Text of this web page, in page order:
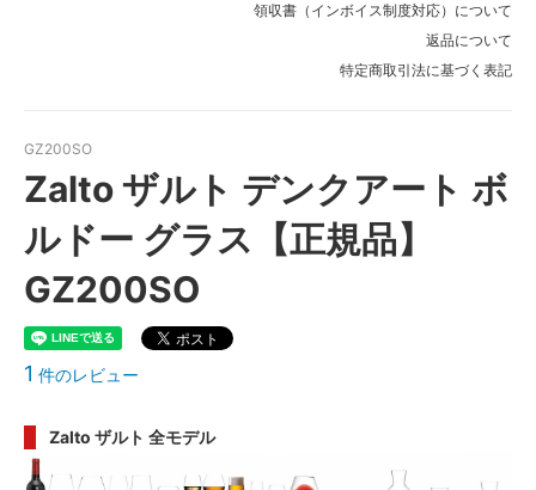
領収書（インボイス制度対応）について
返品について
特定商取引法に基づく表記
GZ200SO
Zalto ザルト デンクアート ボ
ルドー グラス【正規品】
GZ200SO
1 件のレビュー
Zalto ザルト 全モデル